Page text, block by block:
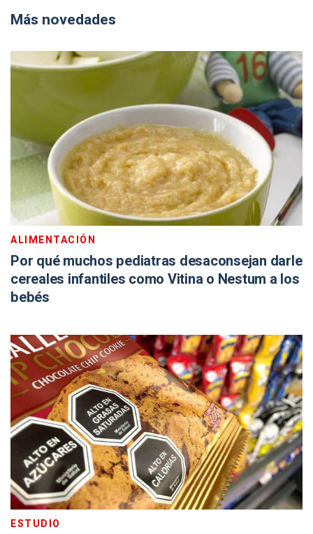
Más novedades
ALIMENTACIÓN
Por qué muchos pediatras desaconsejan darle
cereales infantiles como Vitina o Nestum a los
bebés
ESTUDIO